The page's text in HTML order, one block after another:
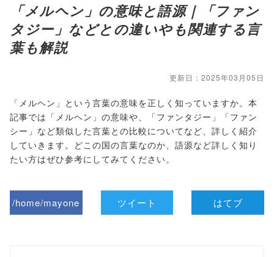
「メルヘン」の意味と語源｜「ファン
タジー」などとの違いやも関連する言
葉も解説
更新日：2025年03月05日
「メルヘン」という言葉の意味を正しく知っていますか。本
記事では「メルヘン」の意味や、「ファンタジー」「ファン
シー」など類似した言葉との比較についてなど、詳しく紹介
していきます。どこの国の言葉なのか、語源など詳しく知り
たい方はぜひ参考にしてみてください。
/home/mayone
ツイート はてブ